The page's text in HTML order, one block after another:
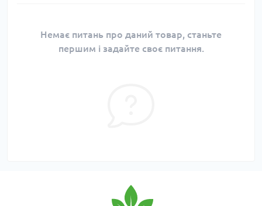
Немає питань про даний товар, станьте
першим і задайте своє питання.